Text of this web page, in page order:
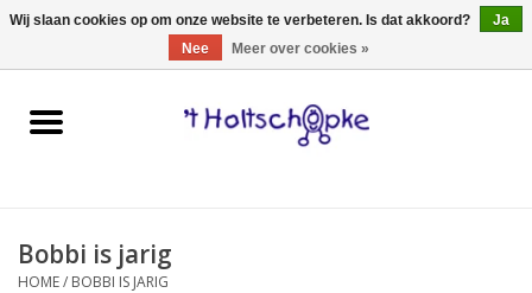
0 Artikelen - €0,00
Home
spellen
Bobbi is jarig
HOME/ BOBBI IS JARIG
Wij slaan cookies op om onze website te verbeteren. Is dat akkoord?
Ja
Nee
Meer over cookies »